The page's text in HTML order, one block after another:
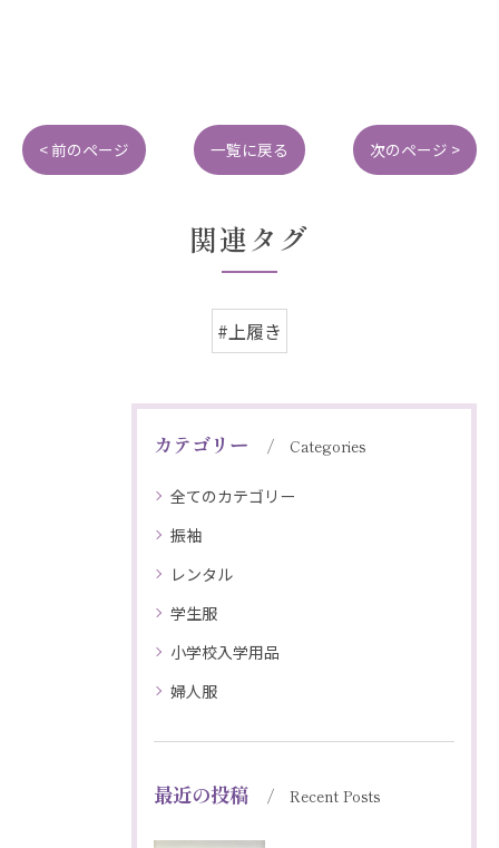
< 前のページ 一覧に戻る 次のページ >
関連タグ
#上履き
カテゴリー Categories
全てのカテゴリー
振袖
レンタル
学生服
小学校入学用品
婦人服
最近の投稿 Recent Posts